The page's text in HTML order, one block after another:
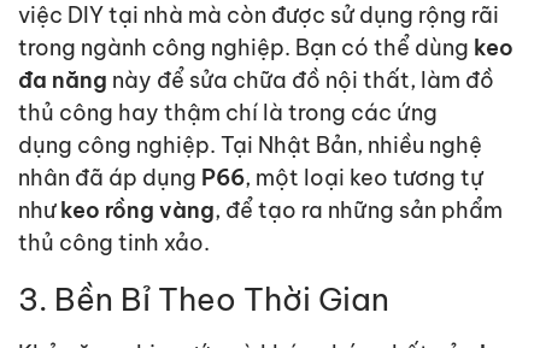
việc DIY tại nhà mà còn được sử dụng rộng rãi
trong ngành công nghiệp. Bạn có thể dùng keo
đa năng này để sửa chữa đồ nội thất, làm đồ
thủ công hay thậm chí là trong các ứng
dụng công nghiệp. Tại Nhật Bản, nhiều nghệ
nhân đã áp dụng P66, một loại keo tương tự
nhưkeo rồng vàng, để tạo ra những sản phẩm
thủ công tinh xảo.
3. Bền Bỉ Theo Thời Gian